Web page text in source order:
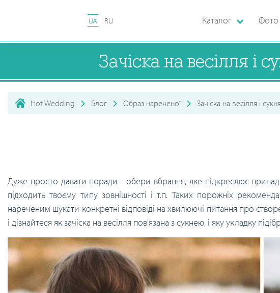
UA RU Каталог Фото
Зачіска на весілля і
Hot Wedding Блог Образ нареченої Зачіска на весілля і
Дуже просто давати поради - обери вбрання, яке підкреслює
підходить твоєму типу зовнішності і т.п. Таких порожніх
нареченим шукати конкретні відповіді на хвилюючі питання про
і дізнайтеся як зачіска на весілля пов'язана з сукнею, і яку укладку